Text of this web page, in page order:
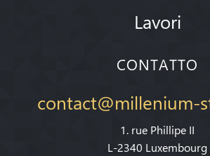
Lavori
CONTATTO
contact@millenium-
1. rue Phillipe II
L-2340 Luxembourg